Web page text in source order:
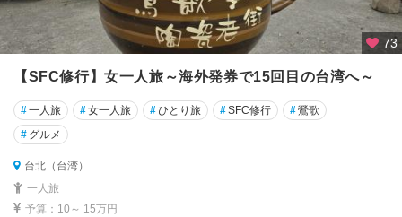
73
【SFC修行】女一人旅～海外発券で15回目の台湾へ～
#一人旅 #女一人旅 #ひとり旅 #SFC修行 #鶯歌
# グルメ
台北（台湾）
一人旅
予算：10～ 15万円